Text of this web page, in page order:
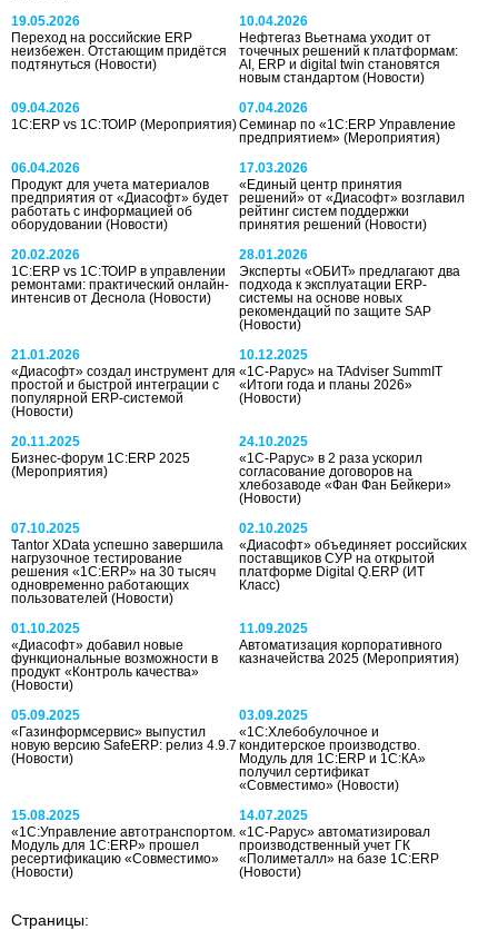
19.05.2026
Переход на российские ERP
неизбежен. Отстающим придётся
подтянуться (Новости)
10.04.2026
Нефтегаз Вьетнама уходит от
точечных решений к платформам:
AI, ERP и digital twin становятся
новым стандартом(Новости)
09.04.2026
1С:ERP vs 1С:ТОИР (Мероприятия)
07.04.2026
Семинар по «1С:ERP Управление
предприятием»(Мероприятия)
06.04.2026
Продукт для учета материалов
предприятия от «Диасофт» будет
работать с информацией об
оборудовании (Новости)
17.03.2026
«Единый центр принятия
решений» от «Диасофт» возглавил
рейтинг систем поддержки
принятия решений(Новости)
20.02.2026
1С:ERP vs 1С:ТОИР в управлении
ремонтами: практический онлайн-
интенсив от Деснола (Новости)
28.01.2026
Эксперты «ОБИТ» предлагают два
подхода к эксплуатации ERP-
системы на основе новых
рекомендаций по защите SAP
(Новости)
21.01.2026
«Диасофт» создал инструмент для
простой и быстрой интеграции с
популярной ERP-системой
(Новости)
10.12.2025
«1С-Рарус» на TAdviser SummIT
«Итоги года и планы 2026»
(Новости)
20.11.2025
Бизнес-форум 1С:ERP 2025
(Мероприятия)
24.10.2025
«1С-Рарус» в 2 раза ускорил
согласование договоров на
хлебозаводе «Фан Фан Бейкери»
(Новости)
07.10.2025
Tantor XData успешно завершила
нагрузочное тестирование
решения «1С:ERP» на 30 тысяч
одновременно работающих
пользователей (Новости)
02.10.2025
«Диасофт» объединяет российских
поставщиков СУР на открытой
платформе Digital Q.ERP(ИТ
Класс)
01.10.2025
«Диасофт» добавил новые
функциональные возможности в
продукт «Контроль качества»
(Новости)
11.09.2025
Автоматизация корпоративного
казначейства 2025(Мероприятия)
05.09.2025
«Газинформсервис» выпустил
новую версию SafeERP: релиз 4.9.7
(Новости)
03.09.2025
«1C:Хлебобулочное и
кондитерское производство.
Модуль для 1С:ERP и 1С:КА»
получил сертификат
«Совместимо»(Новости)
15.08.2025
«1С:Управление автотранспортом.
Модуль для 1С:ERP» прошел
ресертификацию «Совместимо»
(Новости)
14.07.2025
«1С-Рарус» автоматизировал
производственный учет ГК
«Полиметалл» на базе 1С:ERP
(Новости)
Страницы: